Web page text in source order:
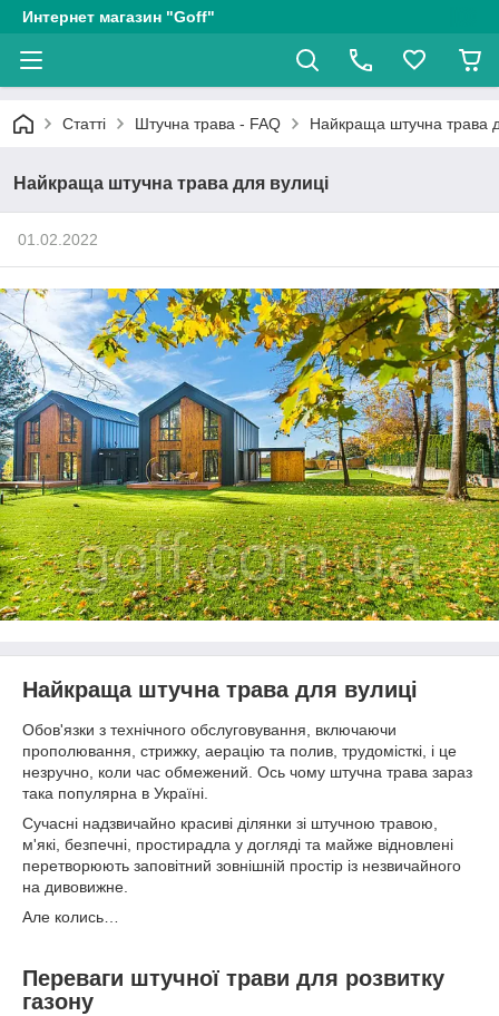
Интернет магазин "Goff"
Статті Штучна трава - FAQ Найкраща штучна трава
Найкраща штучна трава для вулиці
01.02.2022
Найкраща штучна трава для вулиці
Обов'язки з технічного обслуговування, включаючи
прополювання, стрижку, аерацію та полив, трудомісткі, і це
незручно, коли час обмежений. Ось чому штучна трава зараз
така популярна в Україні.
Сучасні надзвичайно красиві ділянки зі штучною травою,
м'які, безпечні, простирадла у догляді та майже відновлені
перетворюють заповітний зовнішній простір із незвичайного
на дивовижне.
Але колись…
Переваги штучної трави для розвитку
газону